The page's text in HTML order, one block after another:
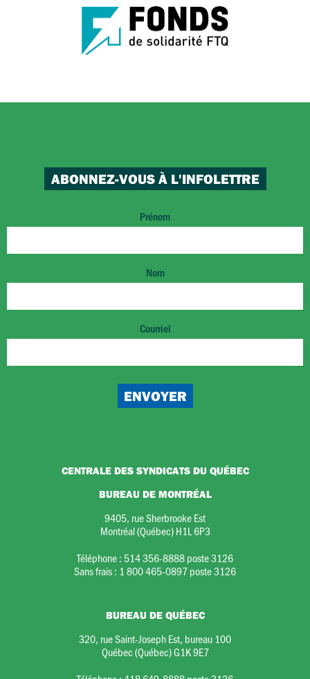
ABONNEZ-VOUS À L'INFOLETTRE
Prénom
Nom
Courriel
CENTRALE DES SYNDICATS DU QUÉBEC
BUREAU DE MONTRÉAL
9405, rue Sherbrooke Est
Montréal (Québec) H1L 6P3
Téléphone : 514 356-8888 poste 3126
Sans frais : 1 800 465-0897 poste 3126
BUREAU DE QUÉBEC
320, rue Saint-Joseph Est, bureau 100
Québec (Québec) G1K 9E7